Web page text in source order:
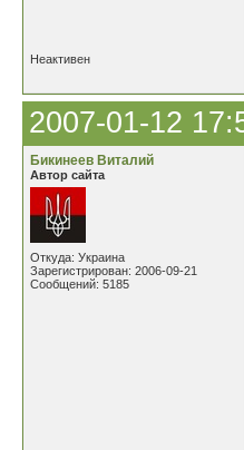
Неактивен
2007-01-12
Бикинеев Виталий
Автор сайта
Откуда: Украина
Зарегистрирован: 2006-09-21
Сообщений: 5185